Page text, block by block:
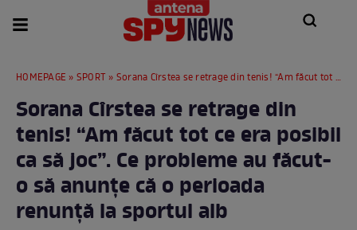
HOMEPAGE » SPORT » Sorana Cîrstea se retrage din tenis! “Am făcut tot ce era posibil ca să joc”. Ce probleme au făcut-o să anunțe că o perioada renunță la sportul alb
Sorana Cîrstea se retrage din
tenis! “Am făcut tot ce era posibil
ca să joc”. Ce probleme au făcut-
o să anunțe că o perioada
renunță la sportul alb